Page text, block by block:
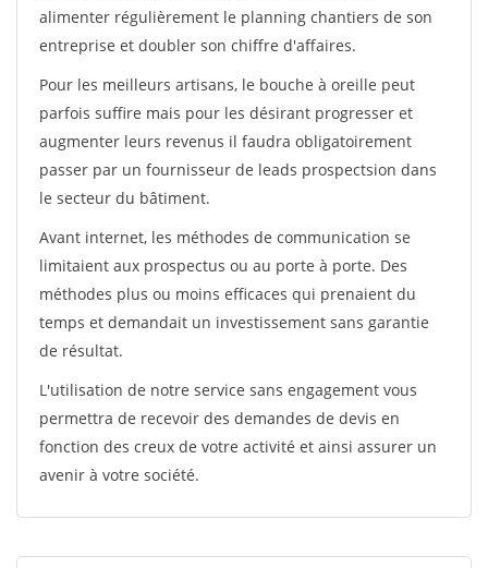
alimenter régulièrement le planning chantiers de son
entreprise et doubler son chiffre d'affaires.
Pour les meilleurs artisans, le bouche à oreille peut
parfois suffire mais pour les désirant progresser et
augmenter leurs revenus il faudra obligatoirement
passer par un fournisseur de leads prospectsion dans
le secteur du bâtiment.
Avant internet, les méthodes de communication se
limitaient aux prospectus ou au porte à porte. Des
méthodes plus ou moins efficaces qui prenaient du
temps et demandait un investissement sans garantie
de résultat.
L'utilisation de notre service sans engagement vous
permettra de recevoir des demandes de devis en
fonction des creux de votre activité et ainsi assurer un
avenir à votre société.